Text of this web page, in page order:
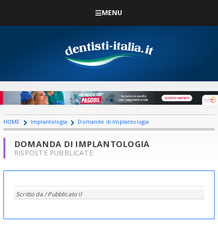
MENU
HOME Implantologia Domande di Implantologia
DOMANDA DI IMPLANTOLOGIA
RISPOSTE PUBBLICATE:
Scritto da/ Pubblicato il